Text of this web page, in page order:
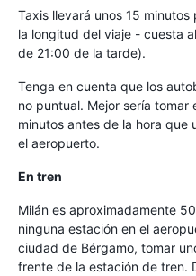
Taxis llevará unos 15
la longitud del viaje - cuesta
de 21:00 de la tarde).
Tenga en cuenta que los
no puntual. Mejor sería
minutos antes de la hora que
el aeropuerto.
En tren
Milán es aproximadamente
ninguna estación en el
ciudad de Bérgamo, tomar
frente de la estación de tren.